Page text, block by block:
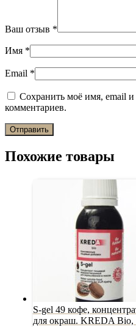
Ваш отзыв *
Имя *
Email *
Сохранить моё имя, email и
комментариев.
Похожие товары
S-gel 49 кофе,
для окраш. KREDA Bio,